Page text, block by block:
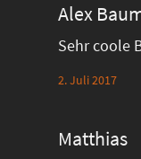
Alex
Sehr coole
2. Juli 2017
Matthias